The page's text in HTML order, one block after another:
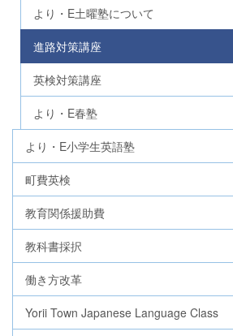
より・E土曜塾について
進路対策講座
英検対策講座
より・E春塾
より・E小学生英語塾
町費英検
教育関係援助費
教科書採択
働き方改革
Yorii Town Japanese Language Class